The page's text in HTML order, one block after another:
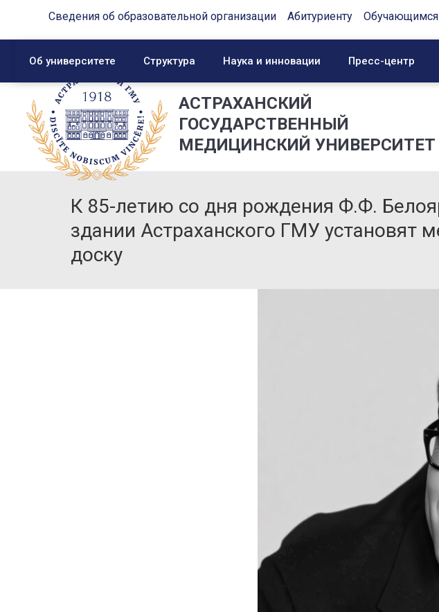
Сведения об образовательной организации Абитуриенту Обучающимся
Об университете Структура Наука и инновации Пресс-центр
АСТРАХАНСКИЙ
ГОСУДАРСТВЕННЫЙ
МЕДИЦИНСКИЙ УНИВЕРСИТЕТ
К 85-летию со дня рождения Ф.Ф.
здании Астраханского ГМУ установят
доску